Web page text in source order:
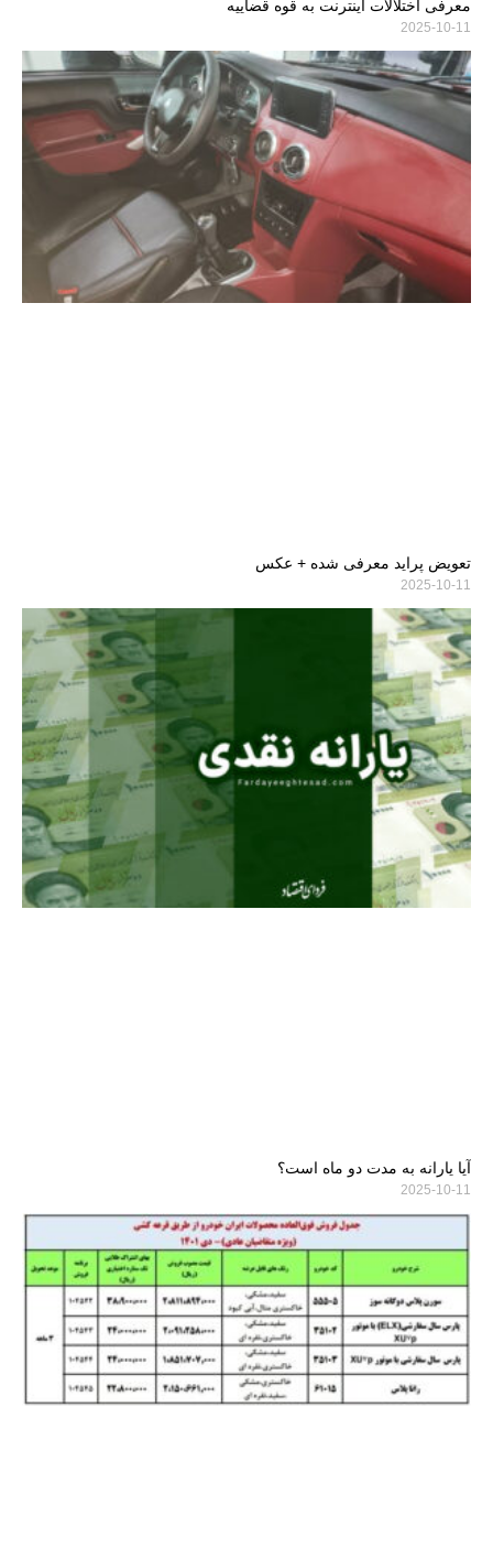
معرفی اختلالات اینترنت به قوه قضاییه
2025-10-11
تعویض پراید معرفی شده + عکس
2025-10-11
آیا یارانه به مدت دو ماه است؟
2025-10-11